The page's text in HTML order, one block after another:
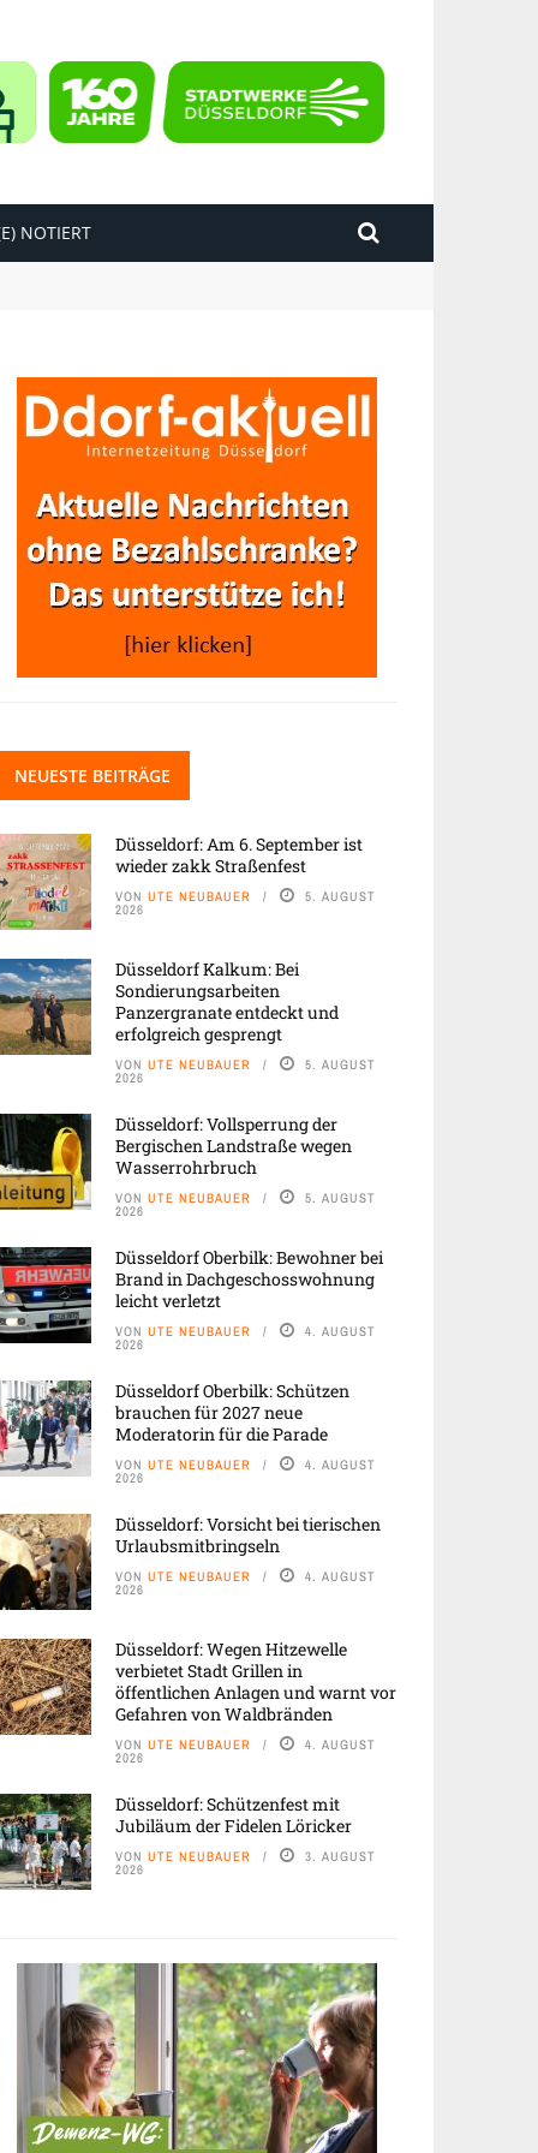
NOTIERT
NEUESTE BEITRÄGE
Düsseldorf: Am 6. September ist
wieder zakk Straßenfest
VON UTE NEUBAUER 5. AUGUST
2026
Düsseldorf Kalkum: Bei
Sondierungsarbeiten
Panzergranate entdeckt und
erfolgreich gesprengt
VON UTE NEUBAUER 5. AUGUST
2026
Düsseldorf: Vollsperrung der
Bergischen Landstraße wegen
Wasserrohrbruch
VON UTE NEUBAUER 5. AUGUST
2026
Düsseldorf Oberbilk: Bewohner bei
Brand in Dachgeschosswohnung
leicht verletzt
VON UTE NEUBAUER 4. AUGUST
2026
Düsseldorf Oberbilk: Schützen
brauchen für 2027 neue
Moderatorin für die Parade
VON UTE NEUBAUER 4. AUGUST
2026
Düsseldorf: Vorsicht bei tierischen
Urlaubsmitbringseln
VON UTE NEUBAUER 4. AUGUST
2026
Düsseldorf: Wegen Hitzewelle
verbietet Stadt Grillen in
öffentlichen Anlagen und warnt vor
Gefahren von Waldbränden
VON UTE NEUBAUER 4. AUGUST
2026
Düsseldorf: Schützenfest mit
Jubiläum der Fidelen Löricker
VON UTE NEUBAUER 3. AUGUST
2026